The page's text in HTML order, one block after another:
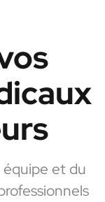
et du